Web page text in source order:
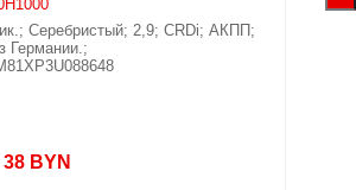
Серебристый; 2,9; CRDi; АКПП;
Германии.;
38 BYN